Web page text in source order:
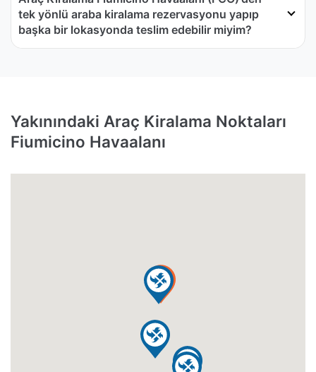
tek yönlü araba kiralama rezervasyonu yapıp
başka bir lokasyonda teslim edebilir miyim?
Yakınındaki Araç Kiralama Noktaları
Fiumicino Havaalanı